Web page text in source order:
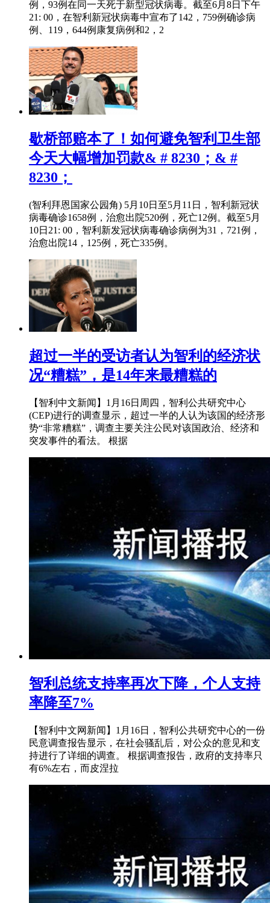
例，93例在同一天死于新型冠状病毒。截至6月8日下午
21: 00，在智利新冠状病毒中宣布了142，759例确诊病
例、119，644例康复病例和2，2
歇桥部赔本了！如何避免智利卫生部
今天大幅增加罚款& # 8230；& #
8230；
(智利拜恩国家公园角) 5月10日至5月11日，智利新冠状
病毒确诊1658例，治愈出院520例，死亡12例。截至5月
10日21: 00，智利新发冠状病毒确诊病例为31，721例，
治愈出院14，125例，死亡335例。
超过一半的受访者认为智利的经济状
况“糟糕”，是14年来最糟糕的
【智利中文新闻】1月16日周四，智利公共研究中心
(CEP)进行的调查显示，超过一半的人认为该国的经济形
势“非常糟糕”，调查主要关注公民对该国政治、经济和
突发事件的看法。 根据
智利总统支持率再次下降，个人支持
率降至7%
【智利中文网新闻】1月16日，智利公共研究中心的一份
民意调查报告显示，在社会骚乱后，对公众的意见和支
持进行了详细的调查。 根据调查报告，政府的支持率只
有6%左右，而皮涅拉